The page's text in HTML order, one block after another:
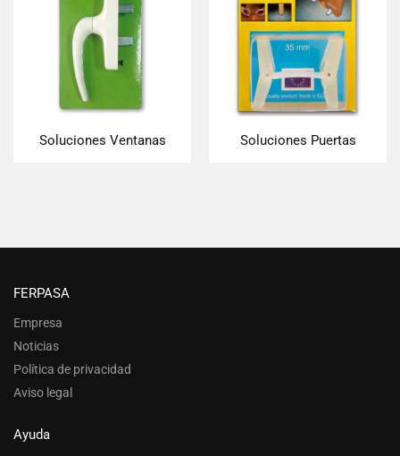
Soluciones Ventanas Soluciones Puertas
FERPASA
Empresa
Noticias
Política de privacidad
Aviso legal
Ayuda